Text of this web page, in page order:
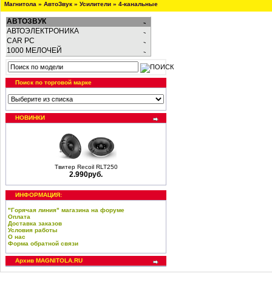
Магнитола » АвтоЗвук » Усилители » 4-канальные
АВТОЗВУК
АВТОЭЛЕКТРОНИКА
CAR PC
1000 МЕЛОЧЕЙ
Поиск по торговой марке
НОВИНКИ
Твитер Recoil RLT250
2.990руб.
ИНФОРМАЦИЯ:
"Горячая линия" магазина на форуме
Оплата
Доставка заказов
Условия работы
О нас
Форма обратной связи
Архив MAGNITOLA.RU